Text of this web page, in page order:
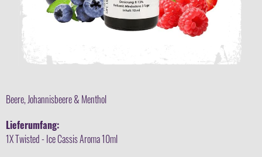
Beere, Johannisbeere & Menthol
Lieferumfang:
1X Twisted - Ice Cassis Aroma 10ml